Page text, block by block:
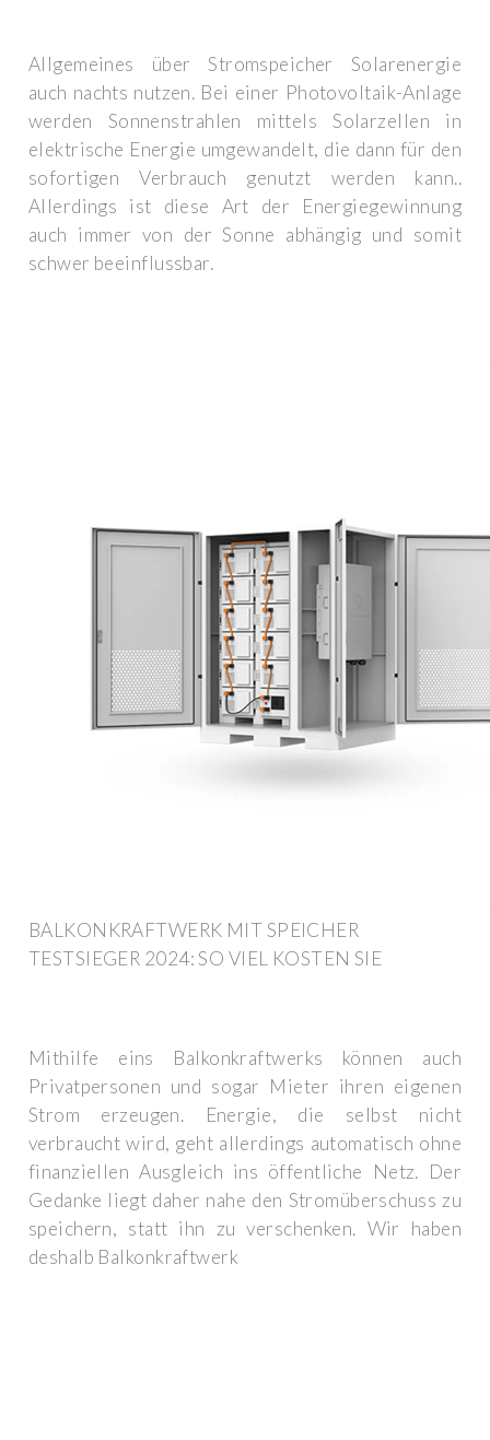
Allgemeines über Stromspeicher Solarenergie
auch nachts nutzen. Bei einer Photovoltaik-Anlage
werden Sonnenstrahlen mittels Solarzellen in
elektrische Energie umgewandelt, die dann für den
sofortigen Verbrauch genutzt werden kann..
Allerdings ist diese Art der Energiegewinnung
auch immer von der Sonne abhängig und somit
schwer beeinflussbar.
BALKONKRAFTWERK MIT SPEICHER
TESTSIEGER 2024: SO VIEL KOSTEN SIE
Mithilfe eins Balkonkraftwerks können auch
Privatpersonen und sogar Mieter ihren eigenen
Strom erzeugen. Energie, die selbst nicht
verbraucht wird, geht allerdings automatisch ohne
finanziellen Ausgleich ins öffentliche Netz. Der
Gedanke liegt daher nahe den Stromüberschuss zu
speichern, statt ihn zu verschenken. Wir haben
deshalb Balkonkraftwerk